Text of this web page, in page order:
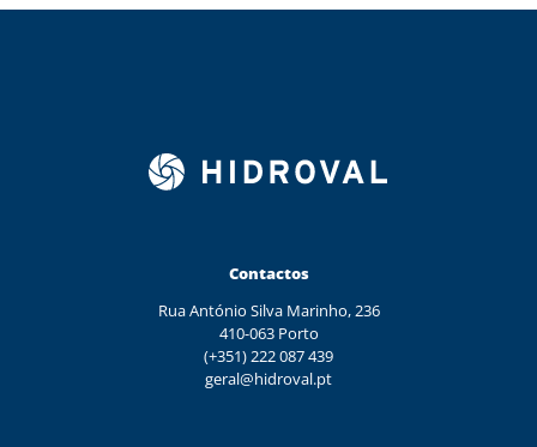
Contactos
Rua António Silva Marinho, 236
410-063 Porto
(+351) 222 087 439
geral@hidroval.pt